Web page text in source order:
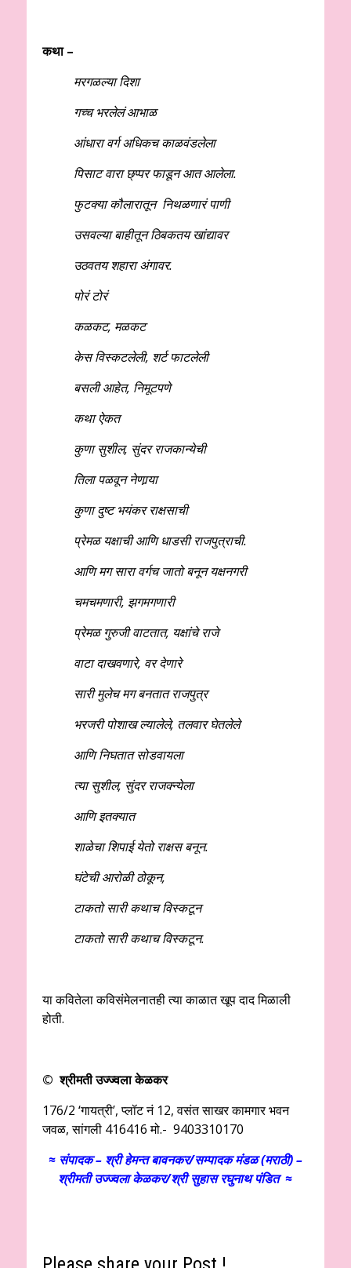
कथा –
मरगळल्या दिशा
गच्च भरलेलं आभाळ
आंधारा वर्ग अधिकच काळवंडलेला
पिसाट वारा छ्प्पर फाडून आत आलेला.
फुटक्या कौलारातून निथळणारं पाणी
उसवल्या बाहीतून ठिबकतय खांद्यावर
उठवतय शहारा अंगावर.
पोरं टोरं
कळकट, मळकट
केस विस्कटलेली, शर्ट फाटलेली
बसली आहेत, निमूटपणे
कथा ऐकत
कुणा सुशील, सुंदर राजकान्येची
तिला पळवून नेणार्‍या
कुणा दुष्ट भयंकर राक्षसाची
प्रेमळ यक्षाची आणि धाडसी राजपुत्राची.
आणि मग सारा वर्गच जातो बनून यक्षनगरी
चमचमणारी, झगमगणारी
प्रेमळ गुरुजी वाटतात, यक्षांचे राजे
वाटा दाखवणारे, वर देणारे
सारी मुलेच मग बनतात राजपुत्र
भरजरी पोशाख ल्यालेले, तलवार घेतलेले
आणि निघतात सोडवायला
त्या सुशील, सुंदर राजक्न्येला
आणि इतक्यात
शाळेचा शिपाई येतो राक्षस बनून.
घंटेची आरोळी ठोकून,
टाकतो सारी कथाच विस्कटून
टाकतो सारी कथाच विस्कटून.
या कवितेला कविसंमेलनातही त्या काळात खूप दाद मिळाली
होती.
© श्रीमती उज्ज्वला केळकर
176/2 ‘गायत्री’, प्लॉट नं 12, वसंत साखर कामगार भवन
जवळ, सांगली 416416 मो.- 9403310170
≈ संपादक – श्री हेमन्त बावनकर/सम्पादक मंडळ (मराठी) –
श्रीमती उज्ज्वला केळकर/श्री सुहास रघुनाथ पंडित ≈